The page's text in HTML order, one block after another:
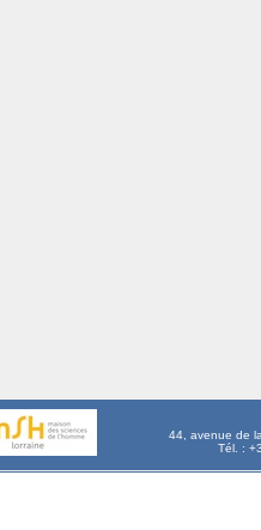
44, avenue de
Tél. :